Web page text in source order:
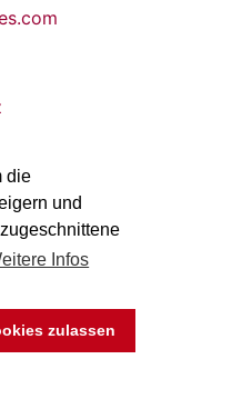
die
und
Infos
zulassen